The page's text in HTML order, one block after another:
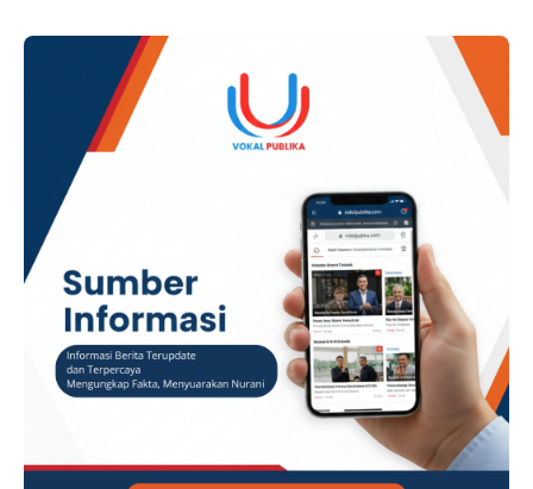
ADVERTISEMENT ​Berdasarkan unggahan salah satu akun …